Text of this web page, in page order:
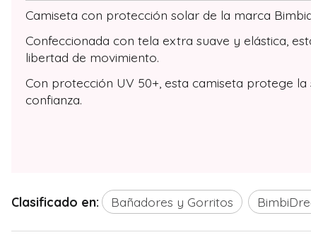
Camiseta con protección solar de la marca
Confeccionada con tela extra suave y elástica,
libertad de movimiento.
Con protección UV 50+, esta camiseta protege
confianza.
Clasificado en: Bañadores y Gorritos